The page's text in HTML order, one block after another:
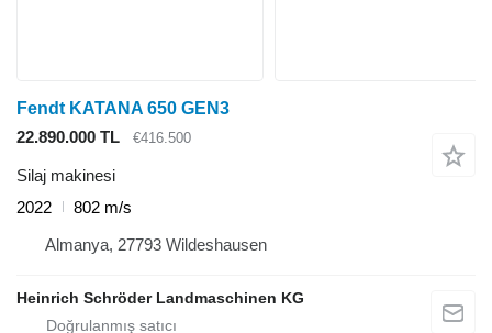
Fendt KATANA 650 GEN3
22.890.000 TL
€416.500
Silaj makinesi
2022
802 m/s
Almanya, 27793 Wildeshausen
Heinrich Schröder Landmaschinen KG